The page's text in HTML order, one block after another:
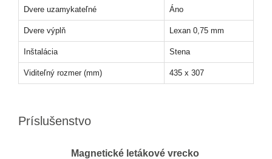
Dvere uzamykateľné Áno
Dvere výplň Lexan 0,75 mm
Inštalácia Stena
Viditeľný rozmer (mm) 435 x 307
Príslušenstvo
Magnetické letákové vrecko